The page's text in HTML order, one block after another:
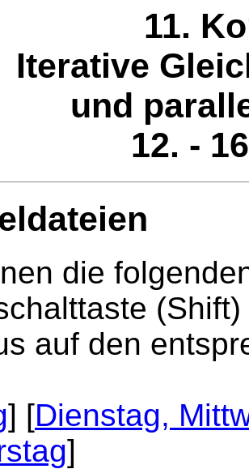
11.
Iterative
und
12. -
die
auf den
] [Dienstag,
]